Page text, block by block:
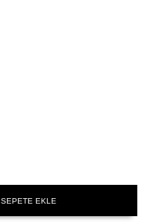
SEPETE EKLE